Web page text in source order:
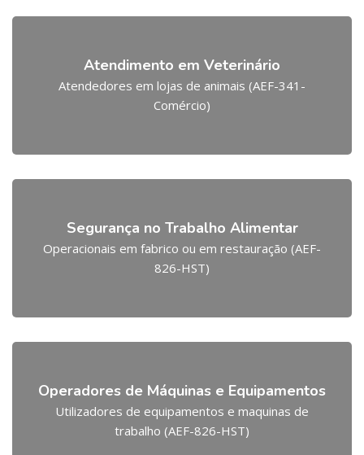
Atendimento em Veterinário
Atendedores em lojas de animais (AEF-341-
Comércio)
Segurança no Trabalho Alimentar
Operacionais em fabrico ou em restauração (AEF-
826-HST)
Operadores de Máquinas e Equipamentos
Utilizadores de equipamentos e maquinas de
trabalho (AEF-826-HST)